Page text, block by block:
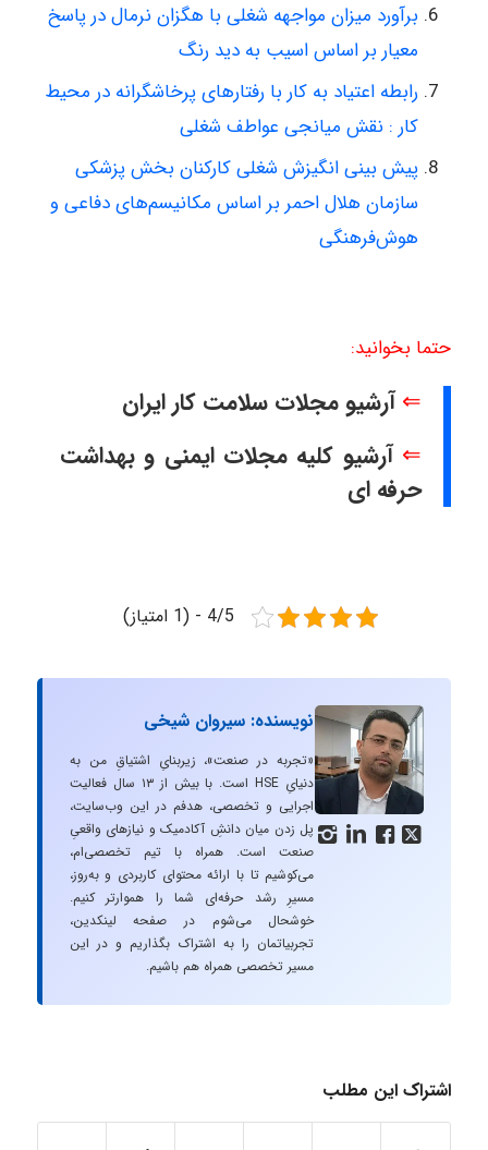
برآورد میزان مواجهه شغلی با هگزان نرمال در پاسخ
معیار بر اساس اسیب به دید رنگ
رابطه اعتیاد به کار با رفتارهای پرخاشگرانه در محیط
کار : نقش میانجی عواطف شغلی
پیش بینی انگیزش شغلی کارکنان بخش پزشکی
سازمان هلال احمر بر اساس مکانیسم‌های دفاعی و
هوش‌فرهنگی
حتما بخوانید:
⇐آرشیو مجلات سلامت کار ایران
⇐آرشیو کلیه مجلات ایمنی و بهداشت
حرفه ای
4/5 - (1 امتیاز)
   
نویسنده: سیروان شیخی
«تجربه در صنعت»، زیربنایِ اشتیاقِ من به
دنیایِ HSE است. با بیش از ۱۳ سال فعالیت
اجرایی و تخصصی، هدفم در این وب‌سایت،
پل زدن میان دانشِ آکادمیک و نیازهای واقعیِ
صنعت است. همراه با تیم تخصصی‌ام،
می‌کوشیم تا با ارائه محتوای کاربردی و به‌روز،
مسیرِ رشد حرفه‌ای شما را هموارتر کنیم.
خوشحال می‌شوم در صفحه لینکدین،
تجربیاتمان را به اشتراک بگذاریم و در این
مسیر تخصصی همراه هم باشیم.
اشتراک این مطلب